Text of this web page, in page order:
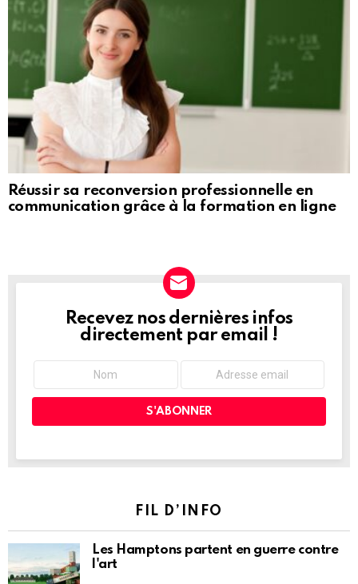
Réussir sa reconversion professionnelle en
communication grâce à la formation en ligne
NEWSLETTER
Recevez nos dernières infos
directement par email !
FIL D’INFO
Les Hamptons partent en guerre contre
l'art